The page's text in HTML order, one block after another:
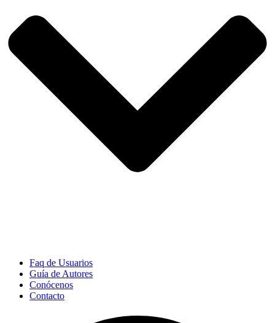
Faq de Usuarios
Guía de Autores
Conócenos
Contacto